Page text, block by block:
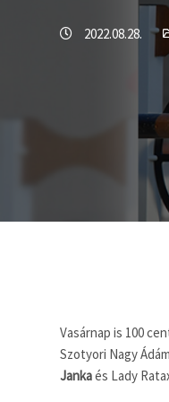
2022.08.28.
Vasárnap is 100
Szotyori Nagy
Jankaés Lady